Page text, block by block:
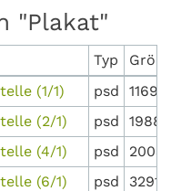
"Plakat"
Typ
(1/1)
psd
11691
(2/1)
psd
(4/1)
psd
2003
(6/1)
psd
3291